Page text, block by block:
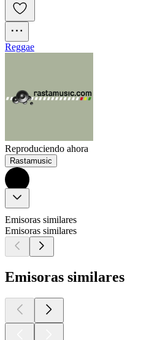
Reggae
Reproduciendo ahora
Rastamusic
Emisoras similares
Emisoras similares
Emisoras similares